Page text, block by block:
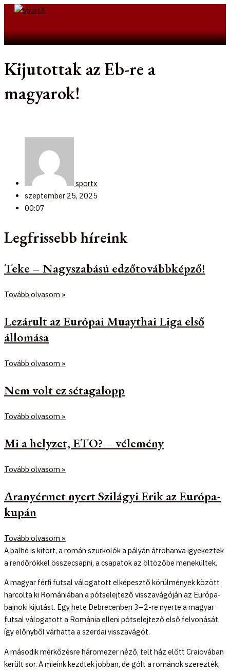
Skip
Kijutottak az Eb-re a
magyarok!
sportx
szeptember 25, 2025
00:07
Legfrissebb híreink
Teke – Nagyszabású edzőtovábbképző!
Tovább olvasom »
Lezárult az Európai Muaythai Liga első
állomása
Tovább olvasom »
Nem volt ez sétagalopp
Tovább olvasom »
Mi a helyzet, ETO? – vélemény
Tovább olvasom »
Aranyérmet nyert Szilágyi Erik az Európa-
kupán
Tovább olvasom »
A balhé is kitört, a román szurkolók a pályán átrohanva igyekeztek
a rendőrökkel összecsapni, a csapatok az öltözőbe menekültek.
A magyar férfi futsal válogatott elképesztő körülmények között
harcolta ki Romániában a pótselejtező visszavágóján az Európa-
bajnoki kijutást. Egy hete Debrecenben 3–2-re nyerte a magyar
futsal válogatott a Románia elleni pótselejtező első felvonását,
így előnyből várhatta a szerdai visszavágót.
A második mérkőzésre háromezer néző, telt ház előtt Craiovában
került sor. A mieink kezdtek jobban, de gólt a románok szerezték,